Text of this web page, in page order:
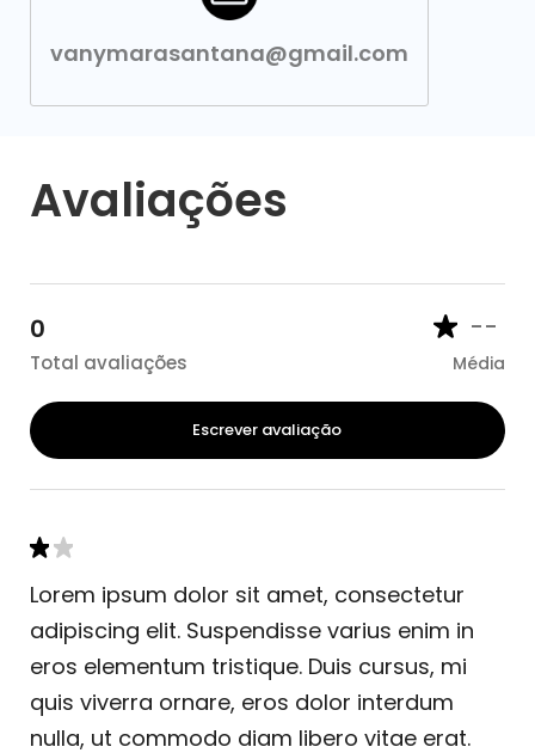
vanymarasantana@gmail.com
Avaliações
0
Total avaliações
--
Média
Escrever avaliação
Lorem ipsum dolor sit amet, consectetur
adipiscing elit. Suspendisse varius enim in
eros elementum tristique. Duis cursus, mi
quis viverra ornare, eros dolor interdum
nulla, ut commodo diam libero vitae erat.